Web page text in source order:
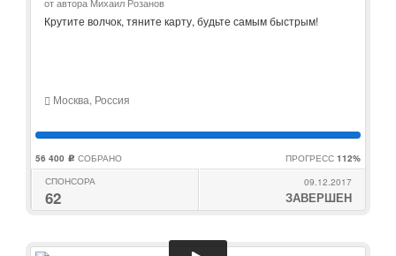
Крутите волчок, тяните карту, будьте самым быстрым!
Москва, Россия
56 400 c СОБРАНО ПРОГРЕСС 112%
СПОНСОРА
62
09.12.2017
ЗАВЕРШЕН